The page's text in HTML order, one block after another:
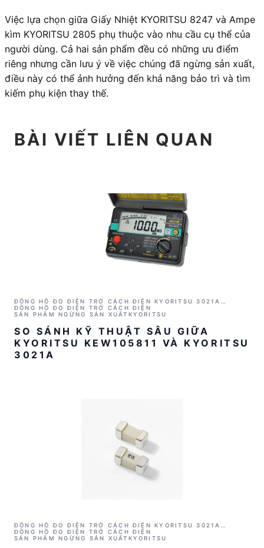
Việc lựa chọn giữa Giấy Nhiệt KYORITSU 8247 và Ampe
kìm KYORITSU 2805 phụ thuộc vào nhu cầu cụ thể của
người dùng. Cả hai sản phẩm đều có những ưu điểm
riêng nhưng cần lưu ý về việc chúng đã ngừng sản xuất,
điều này có thể ảnh hưởng đến khả năng bảo trì và tìm
kiếm phụ kiện thay thế.
BÀI VIẾT LIÊN QUAN
ĐỒNG HỒ ĐO ĐIỆN TRỞ CÁCH ĐIỆN KYORITSU 3021A
(1000V/2GΩ)
ĐỒNG HỒ ĐO ĐIỆN TRỞ CÁCH ĐIỆN
SẢN PHẨM NGỪNG SẢN XUẤT KYORITSU
SO SÁNH KỸ THUẬT SÂU GIỮA
KYORITSU KEW105811 VÀ KYORITSU
3021A
ĐỒNG HỒ ĐO ĐIỆN TRỞ CÁCH ĐIỆN KYORITSU 3021A
(1000V/2GΩ)
ĐỒNG HỒ ĐO ĐIỆN TRỞ CÁCH ĐIỆN
SẢN PHẨM NGỪNG SẢN XUẤT KYORITSU